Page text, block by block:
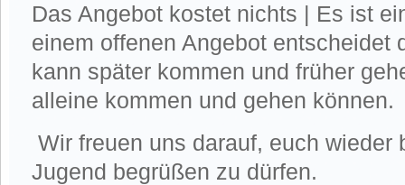
Das Angebot kostet nichts | Es ist
einem offenen Angebot entscheidet
kann später kommen und früher
alleine kommen und gehen können.
Wir freuen uns darauf, euch wieder
Jugend begrüßen zu dürfen.